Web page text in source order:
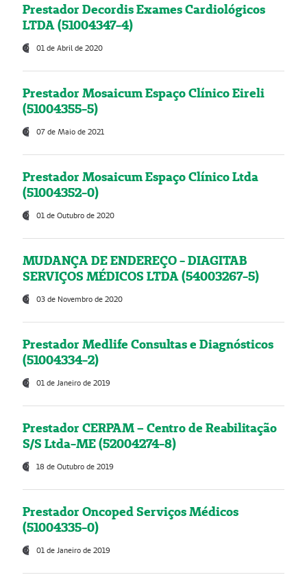
Prestador Decordis Exames Cardiológicos
LTDA (51004347-4)
01 de Abril de 2020
Prestador Mosaicum Espaço Clínico Eireli
(51004355-5)
07 de Maio de 2021
Prestador Mosaicum Espaço Clínico Ltda
(51004352-0)
01 de Outubro de 2020
MUDANÇA DE ENDEREÇO - DIAGITAB
SERVIÇOS MÉDICOS LTDA (54003267-5)
03 de Novembro de 2020
Prestador Medlife Consultas e Diagnósticos
(51004334-2)
01 de Janeiro de 2019
Prestador CERPAM – Centro de Reabilitação
S/S Ltda-ME (52004274-8)
18 de Outubro de 2019
Prestador Oncoped Serviços Médicos
(51004335-0)
01 de Janeiro de 2019